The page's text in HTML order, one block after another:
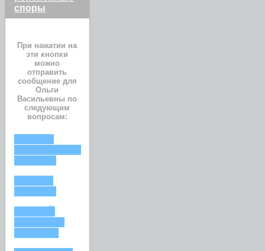
споры
При нажатии на
эти кнопки
можно
отправить
сообщение для
Ольги
Васильевны по
следующим
вопросам: